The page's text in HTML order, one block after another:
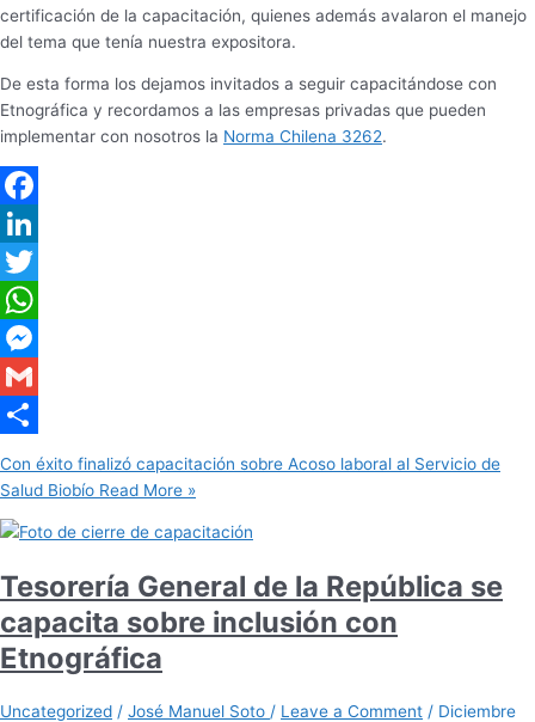
certificación de la capacitación, quienes además avalaron el manejo
del tema que tenía nuestra expositora.
De esta forma los dejamos invitados a seguir capacitándose con
Etnográfica y recordamos a las empresas privadas que pueden
implementar con nosotros la Norma Chilena 3262.
Facebook
LinkedIn
Twitter
WhatsApp
Messenger
Gmail
Share
Con éxito finalizó capacitación sobre Acoso laboral al Servicio de
Salud Biobío Read More »
Tesorería General de la República se
capacita sobre inclusión con
Etnográfica
Uncategorized / José Manuel Soto / Leave a Comment / Diciembre